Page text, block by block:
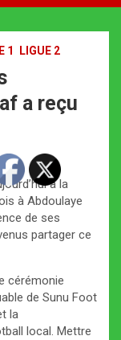
1 LIGUE 2
a reçu
à la
à Abdoulaye
de ses
partager ce
cérémonie
de Sunu Foot
la
local. Mettre